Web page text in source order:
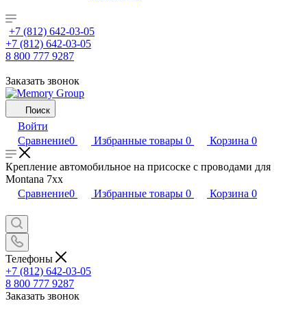
+7 (812) 642-03-05
+7 (812) 642-03-05
8 800 777 9287
Заказать звонок
Поиск
Войти
Сравнение0 Избранные товары 0 Корзина 0
Крепление автомобильное на присоске с проводами для
Montana 7xx
Сравнение0 Избранные товары 0 Корзина 0
Телефоны
+7 (812) 642-03-05
8 800 777 9287
Заказать звонок